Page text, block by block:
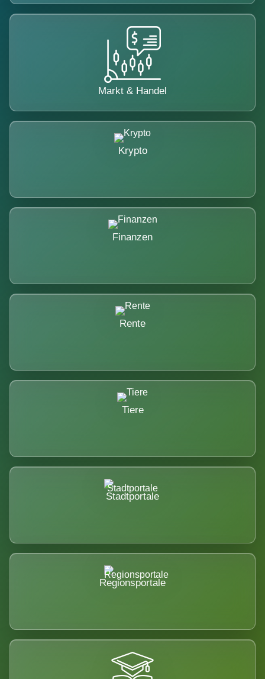
Markt & Handel
Krypto
Finanzen
Rente
Tiere
Stadtportale
Regionsportale